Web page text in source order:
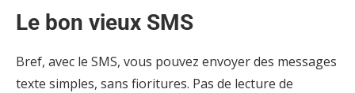
Le bon vieux SMS
Bref, avec le SMS, vous pouvez envoyer des messages
texte simples, sans fioritures. Pas de lecture de